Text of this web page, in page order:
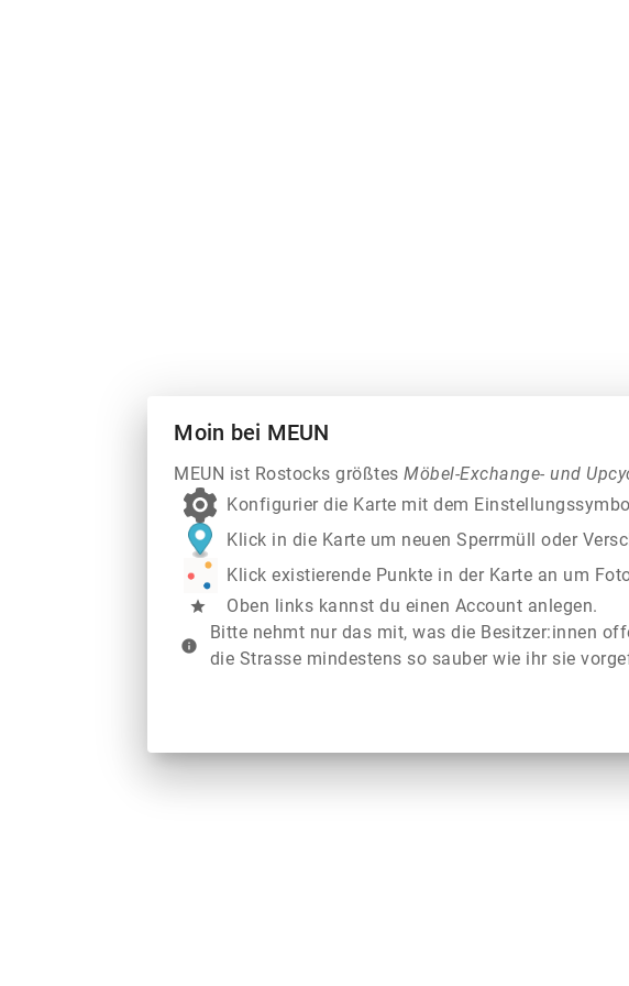
Moin bei MEUN
MEUN ist Rostocks größtesMöbel-Exchange- und
Konfigurier die Karte mit dem
Klick in die Karte um neuen Sperrmüll oder
Klick existierende Punkte in der Karte an um
star Oben links kannst du einen Account anlegen.
info
Bitte nehmt nur das mit, was die Besitzer:innen
die Strasse mindestens so sauber wie ihr sie